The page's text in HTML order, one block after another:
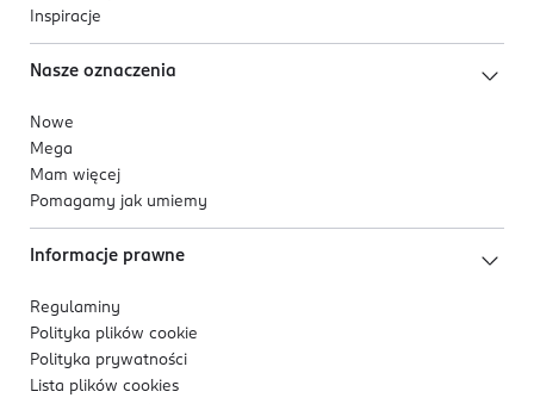
Inspiracje
Nasze oznaczenia
Nowe
Mega
Mam więcej
Pomagamy jak umiemy
Informacje prawne
Regulaminy
Polityka plików cookie
Polityka prywatności
Lista plików cookies